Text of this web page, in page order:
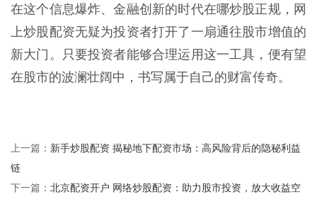
在这个信息爆炸、金融创新的时代在哪炒股正规，网
上炒股配资无疑为投资者打开了一扇通往股市增值的
新大门。只要投资者能够合理运用这一工具，便有望
在股市的波澜壮阔中，书写属于自己的财富传奇。
上一篇： 新手炒股配资 揭秘地下配资市场：高风险背后的隐秘利益
链
下一篇： 北京配资开户 网络炒股配资：助力股市投资，放大收益空